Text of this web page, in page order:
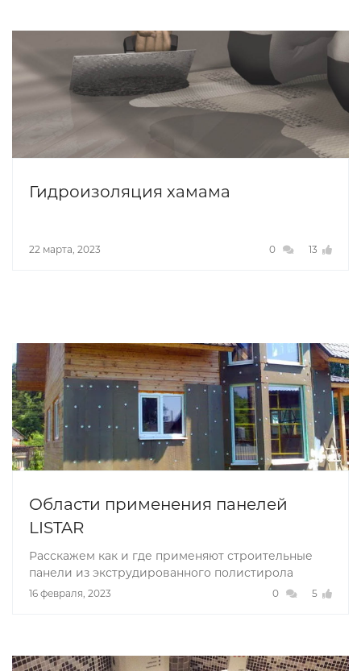
Гидроизоляция хамама
22 марта, 2023 0 13
Области применения панелей
LISTAR
Расскажем как и где применяют строительные
панели из экструдированного полистирола
16 февраля, 2023 0 5